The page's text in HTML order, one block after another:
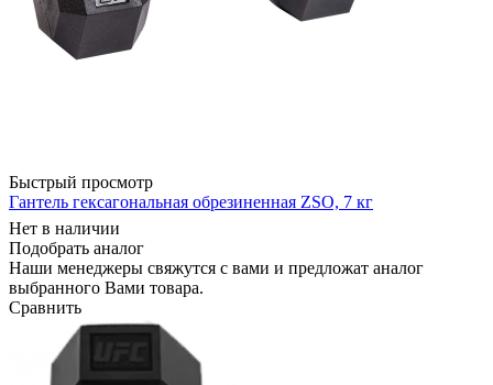
Быстрый просмотр
Гантель гексагональная обрезиненная ZSO, 7 кг
Нет в наличии
Подобрать аналог
Наши менеджеры свяжутся с вами и предложат аналог
выбранного Вами товара.
Сравнить